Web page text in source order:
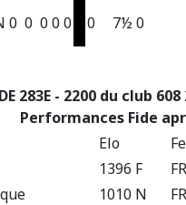
0 0 0 0 0 0 7½ 0
283E - 2200 du club
Performances Fide
Elo
1396 F
1010 N